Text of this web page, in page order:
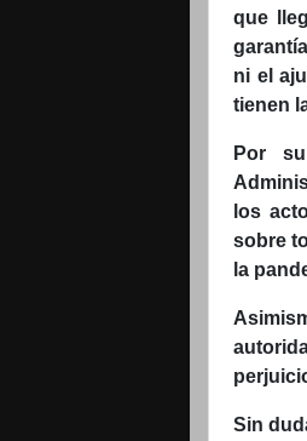
que
ni el
tienen
Por
los
sobre
la
Sin